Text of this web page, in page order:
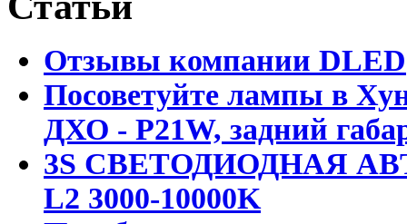
Отзывы компании DLED
Посоветуйте лампы в
ДХО - P21W, задний
3S СВЕТОДИОДНАЯ
L2 3000-10000K